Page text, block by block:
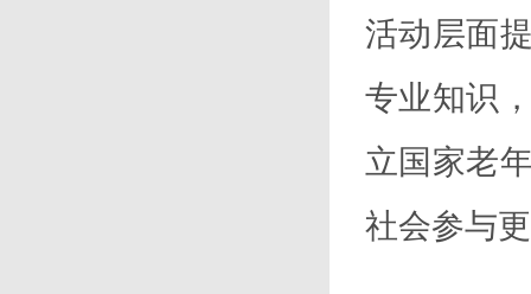
活动层面
专业知识
立国家老
社会参与